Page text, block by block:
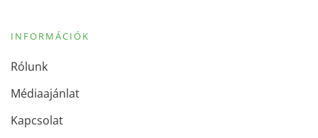
INFORMÁCIÓK
Rólunk
Médiaajánlat
Kapcsolat